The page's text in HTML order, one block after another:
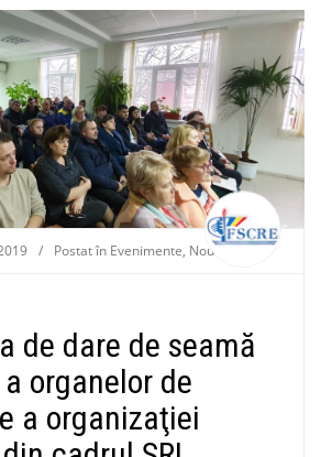
/ Postat în Evenimente, Noutăți
de dare de seamă
organelor de
a organizaţiei